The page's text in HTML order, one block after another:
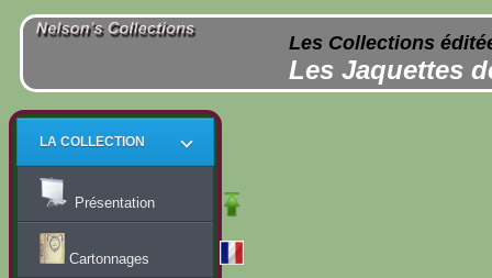
Les Collections
Les Jaquettes
LA COLLECTION
Présentation
Cartonnages